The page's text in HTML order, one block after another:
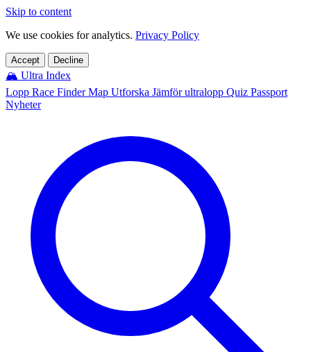
Skip to content
We use cookies for analytics. Privacy Policy
Accept Decline
🏔️ Ultra Index
Lopp Race FinderMap Utforska Jämför ultralopp Quiz Passport
Nyheter